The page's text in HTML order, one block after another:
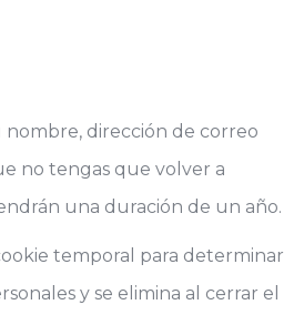
dirección de correo
no tengas que volver a
una duración de un año.
temporal para determinar
y se elimina al cerrar el